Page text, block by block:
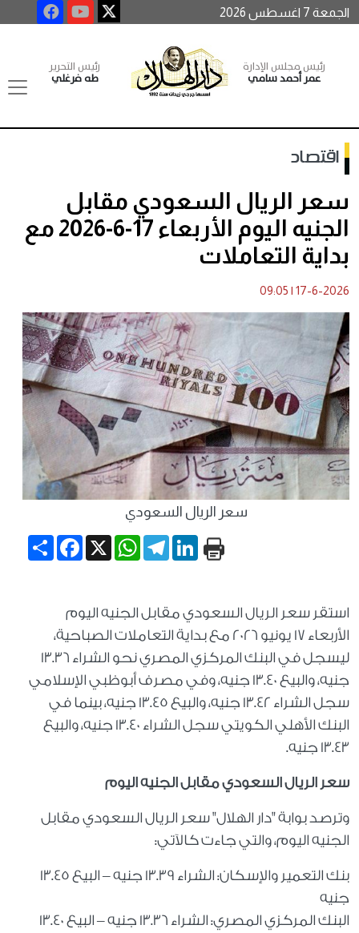
الجمعة 7 اغسطس 2026
رئيس مجلس الإدارة
عمر أحمد سامي
رئيس التحرير
طه فرغلي
اقتصاد
سعر الريال السعودي مقابل
الجنيه اليوم الأربعاء 17-6-2026 مع
بداية التعاملات
17-6-2026
|
09:05
سعر الريال السعودي
Share
Facebook X
WhatsApp
TelegramLinkedIn
استقر سعر الريال السعودي مقابل الجنيه اليوم
الأربعاء 17 يونيو 2026 مع بداية التعاملات الصباحية،
ليسجل في البنك المركزي المصري نحو الشراء 13.36
جنيه، والبيع 13.40 جنيه، وفي مصرف أبوظبي الإسلامي
سجل الشراء 13.42 جنيه، والبيع 13.45 جنيه، بينما في
البنك الأهلي الكويتي سجل الشراء 13.40 جنيه، والبيع
13.43 جنيه.
سعر الريال السعودي مقابل الجنيه اليوم
وترصد بوابة "دار الهلال" سعر الريال السعودي مقابل
الجنيه اليوم، والتي جاءت كالآتي:
بنك التعمير والإسكان: الشراء 13.39 جنيه – البيع 13.45
جنيه
البنك المركزي المصري: الشراء 13.36 جنيه – البيع 13.40